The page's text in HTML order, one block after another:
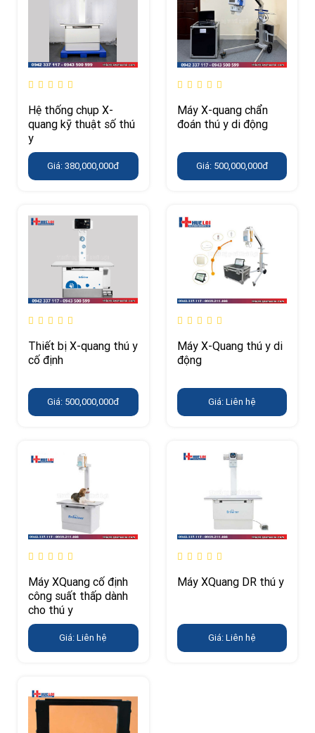
Hệ thống chụp X-
quang kỹ thuật số thú
y
Giá: 380,000,000đ
Máy X-quang chẩn
đoán thú y di động
Giá: 500,000,000đ
Thiết bị X-quang thú y
cố định
Giá: 500,000,000đ
Máy X-Quang thú y di
động
Giá: Liên hệ
Máy XQuang cố định
công suất thấp dành
cho thú y
Giá: Liên hệ
Máy XQuang DR thú y
Giá: Liên hệ